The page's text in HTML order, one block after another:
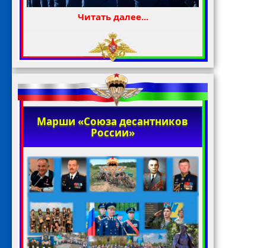
Читать далее...
Марши «Союза десантников
России»